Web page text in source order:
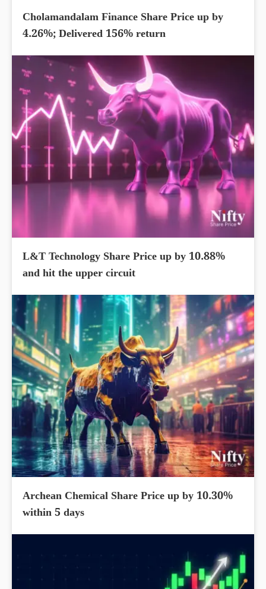
Cholamandalam Finance Share Price up by
4.26%; Delivered 156% return
L&T Technology Share Price up by 10.88%
and hit the upper circuit
Archean Chemical Share Price up by 10.30%
within 5 days